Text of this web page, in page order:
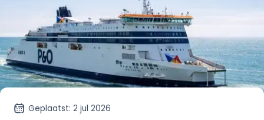
Geplaatst: 2 jul 2026